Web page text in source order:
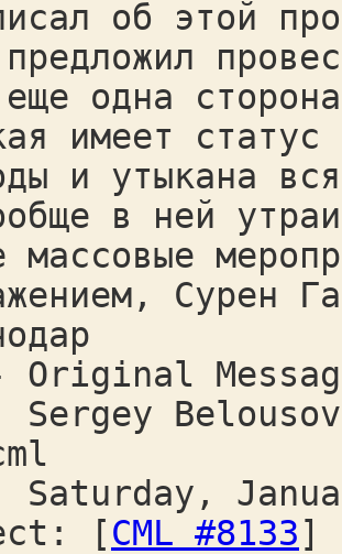
об этой
одна
имеет статус
и утыкана
в ней
массовые
Сурен
Sergey Belousov
Saturday,
[CML #8133]